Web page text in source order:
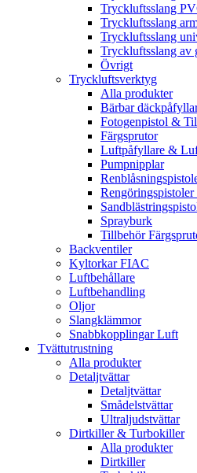
Tryckluftsslang
Tryckluftsslang
Tryckluftsslang
Tryckluftsslang av
Övrigt
Tryckluftsverktyg
Alla produkter
Bärbar
Fotogenpistol &
Färgsprutor
Luftpåfyllare &
Pumpnipplar
Sprayburk
Tillbehör
Backventiler
Kyltorkar FIAC
Luftbehållare
Luftbehandling
Oljor
Slangklämmor
Snabbkopplingar Luft
Tvättutrustning
Alla produkter
Detaljtvättar
Detaljtvättar
Smådelstvättar
Ultraljudstvättar
Dirtkiller & Turbokiller
Alla produkter
Dirtkiller